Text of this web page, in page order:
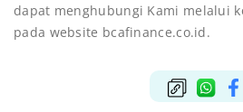
dapat menghubungi Kami melalui
pada website bcafinance.co.id.